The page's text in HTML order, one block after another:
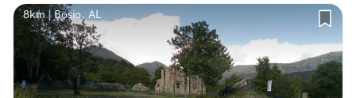
8km | Bosio, AL